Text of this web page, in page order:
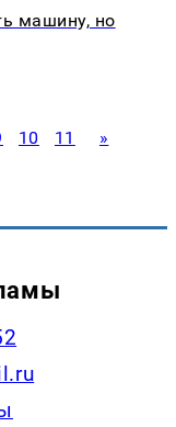
машину, но
10 11 »